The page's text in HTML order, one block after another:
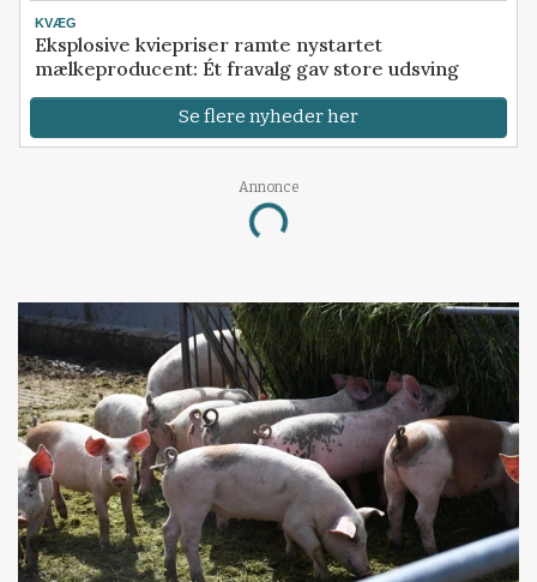
KVÆG
Eksplosive kviepriser ramte nystartet
mælkeproducent: Ét fravalg gav store udsving
Se flere nyheder her
Annonce
Loading...